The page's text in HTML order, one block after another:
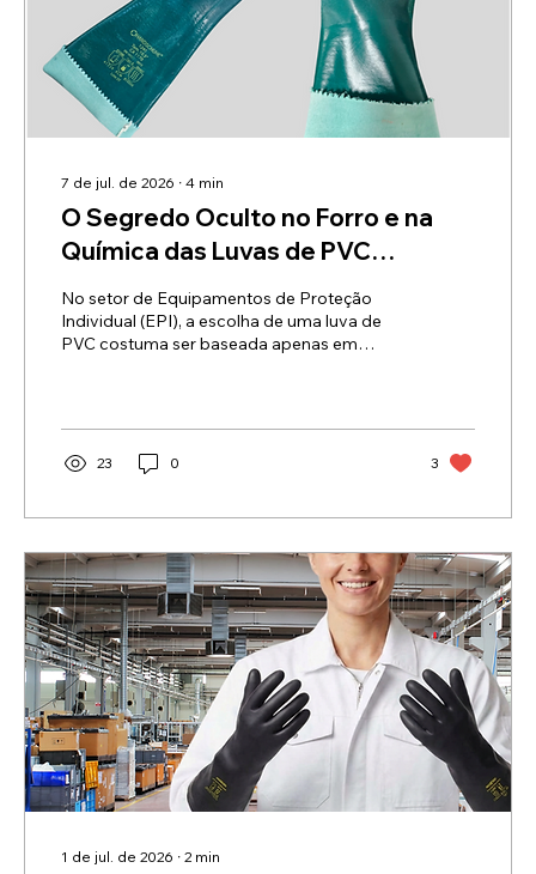
7 de jul. de 2026 ∙ 4 min
O Segredo Oculto no Forro e na
Química das Luvas de PVC
No setor de Equipamentos de Proteção
Individual (EPI), a escolha de uma luva de
PVC costuma ser baseada apenas em
dependem de dois fatores invisíveis aos
olhos no momento da compra: a engenharia
do suporte têxtil interno e a rota química de
segurança do trabalho (TST) e compradores
industriais, entender essas variáveis é a...
23 0 3
1 de jul. de 2026 ∙ 2 min